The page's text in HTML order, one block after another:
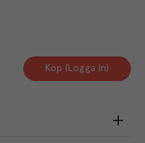
Köp (Logga in)